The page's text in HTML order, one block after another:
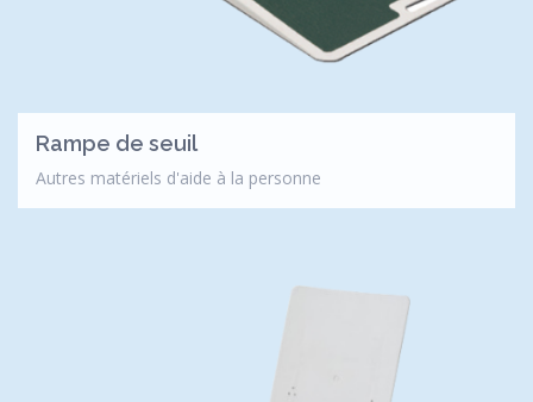
Rampe de seuil
Autres matériels d'aide à la personne